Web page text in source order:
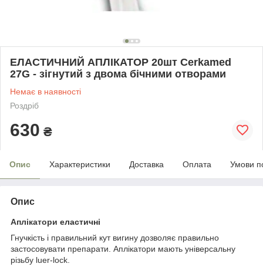
ЕЛАСТИЧНИЙ АПЛІКАТОР 20шт Cerkamed
27G - зігнутий з двома бічними отворами
Немає в наявності
Роздріб
630 ₴
Опис Характеристики Доставка Оплата Умови
Опис
Аплікатори еластичні
Гнучкість і правильний кут вигину дозволяє правильно
застосовувати препарати. Аплікатори мають універсальну
різьбу luer-lock.